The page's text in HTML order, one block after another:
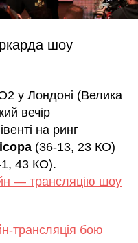
шоу
у Лондоні (Велика
вечір
на ринг
(36-13, 23 КО)
43 КО).
— трансляцію шоу
трансляція бою